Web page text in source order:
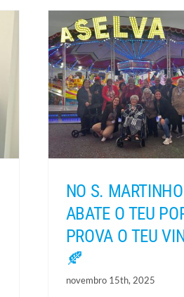
NO S. MARTINHO
ABATE O TEU
PROVA O TEU
🍂
novembro 15th, 2025